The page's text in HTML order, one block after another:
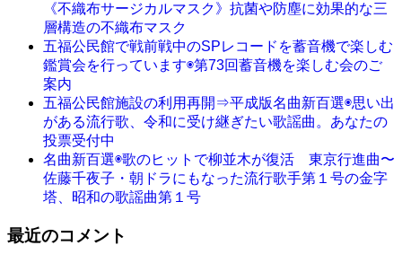
《不織布サージカルマスク》抗菌や防塵に効果的な三
層構造の不織布マスク
五福公民館で戦前戦中のSPレコードを蓄音機で楽しむ
鑑賞会を行っています◉第73回蓄音機を楽しむ会のご
案内
五福公民館施設の利用再開⇒平成版名曲新百選◉思い出
がある流行歌、令和に受け継ぎたい歌謡曲。あなたの
投票受付中
名曲新百選◉歌のヒットで柳並木が復活 東京行進曲〜
佐藤千夜子・朝ドラにもなった流行歌手第１号の金字
塔、昭和の歌謡曲第１号
最近のコメント